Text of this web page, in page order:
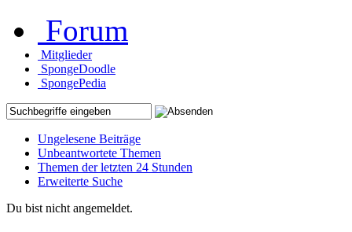
Forum
Mitglieder
SpongeDoodle
SpongePedia
Ungelesene Beiträge
Unbeantwortete Themen
Themen der letzten 24 Stunden
Erweiterte Suche
Du bist nicht angemeldet.